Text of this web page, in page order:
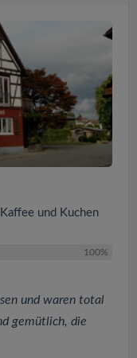
und Kuchen
100%
und waren total
gemütlich, die